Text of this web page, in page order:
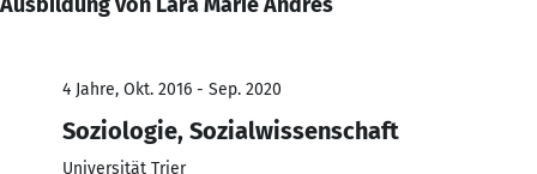
4 Jahre, Okt. 2016 - Sep. 2020
Soziologie, Sozialwissenschaft
Universität Trier